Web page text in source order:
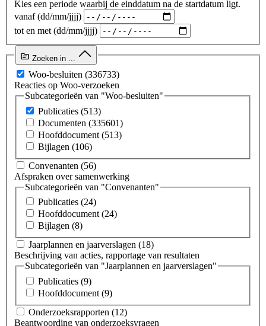
Kies een periode waarbij de einddatum na de startdatum ligt.
vanaf (dd/mm/jjjj)
tot en met (dd/mm/jjjj)
Zoeken in ...
Woo-besluiten (336733)
Reacties op Woo-verzoeken
Subcategorieën van "Woo-besluiten"
Publicaties (513)
Documenten (335601)
Hoofddocument (513)
Bijlagen (106)
Convenanten (56)
Afspraken over samenwerking
Subcategorieën van "Convenanten"
Publicaties (24)
Hoofddocument (24)
Bijlagen (8)
Jaarplannen en jaarverslagen (18)
Beschrijving van acties, rapportage van resultaten
Subcategorieën van "Jaarplannen en jaarverslagen"
Publicaties (9)
Hoofddocument (9)
Onderzoeksrapporten (12)
Beantwoording van onderzoeksvragen